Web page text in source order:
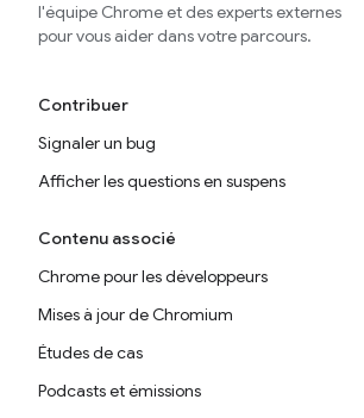
l'équipe Chrome et des experts externes
pour vous aider dans votre parcours.
Contribuer
Signaler un bug
Afficher les questions en suspens
Contenu associé
Chrome pour les développeurs
Mises à jour de Chromium
Études de cas
Podcasts et émissions